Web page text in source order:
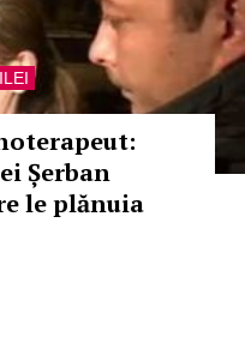
Șerban
le plănuia